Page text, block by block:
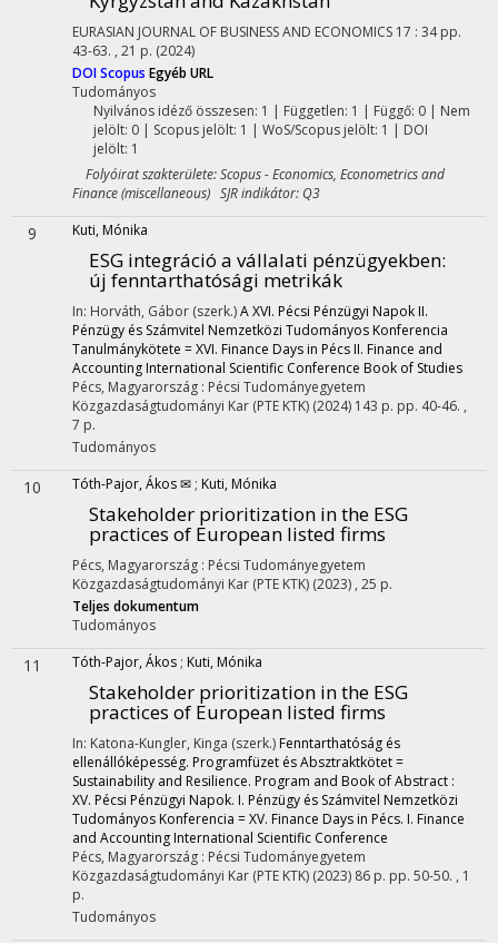
EURASIAN JOURNAL OF BUSINESS AND ECONOMICS 17 : 34 pp.
43-63. , 21 p. (2024)
DOIScopus Egyéb URL
Tudományos
Nyilvános idéző összesen: 1 | Független: 1 | Függő: 0 | Nem
jelölt: 0 | Scopus jelölt: 1 | WoS/Scopus jelölt: 1 | DOI
jelölt: 1
Folyóirat szakterülete: Scopus - Economics, Econometrics and
Finance (miscellaneous) SJR indikátor: Q3
9 Kuti, Mónika
ESG integráció a vállalati pénzügyekben:
új fenntarthatósági metrikák
In: Horváth, Gábor (szerk.)A XVI. Pécsi Pénzügyi Napok II.
Pénzügy és Számvitel Nemzetközi Tudományos Konferencia
Tanulmánykötete = XVI. Finance Days in Pécs II. Finance and
Accounting International Scientific Conference Book of Studies
Pécs, Magyarország : Pécsi Tudományegyetem
Közgazdaságtudományi Kar (PTE KTK) (2024) 143 p. pp. 40-46. ,
7 p.
Tudományos
10 Tóth-Pajor, Ákos ✉ ; Kuti, Mónika
Stakeholder prioritization in the ESG
practices of European listed firms
Pécs, Magyarország : Pécsi Tudományegyetem
Közgazdaságtudományi Kar (PTE KTK) (2023) , 25 p.
Teljes dokumentum
Tudományos
11 Tóth-Pajor, Ákos ; Kuti, Mónika
Stakeholder prioritization in the ESG
practices of European listed firms
In: Katona-Kungler, Kinga (szerk.) Fenntarthatóság és
ellenállóképesség. Programfüzet és Absztraktkötet =
Sustainability and Resilience. Program and Book of Abstract :
XV. Pécsi Pénzügyi Napok. I. Pénzügy és Számvitel Nemzetközi
Tudományos Konferencia = XV. Finance Days in Pécs. I. Finance
and Accounting International Scientific Conference
Pécs, Magyarország : Pécsi Tudományegyetem
Közgazdaságtudományi Kar (PTE KTK) (2023) 86 p. pp. 50-50. , 1
p.
Tudományos